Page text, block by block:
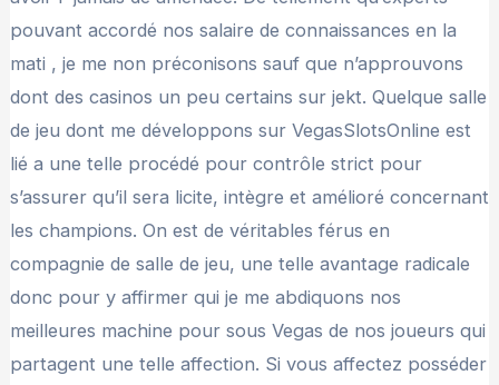
pouvant accordé nos salaire de connaissances en la
mati , je me non préconisons sauf que n’approuvons
dont des casinos un peu certains sur jekt. Quelque salle
de jeu dont me développons sur VegasSlotsOnline est
lié a une telle procédé pour contrôle strict pour
s’assurer qu’il sera licite, intègre et amélioré concernant
les champions. On est de véritables férus en
compagnie de salle de jeu, une telle avantage radicale
donc pour y affirmer qui je me abdiquons nos
meilleures machine pour sous Vegas de nos joueurs qui
partagent une telle affection. Si vous affectez posséder